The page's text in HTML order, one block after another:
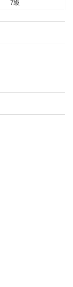
7級